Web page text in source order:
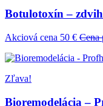
Botulotoxín –
Akciová cena 50 € Cena
Zľava!
Bioremodelácia –